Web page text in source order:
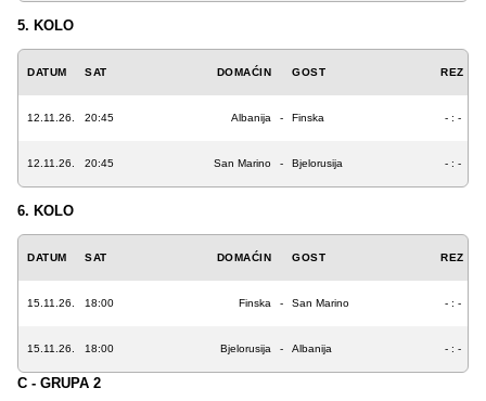
5. KOLO
DATUM SAT DOMAĆIN GOST REZ
12.11.26. 20:45 Albanija - Finska - : -
12.11.26. 20:45 San Marino - Bjelorusija - : -
6. KOLO
DATUM SAT DOMAĆIN GOST REZ
15.11.26. 18:00 Finska - San Marino - : -
15.11.26. 18:00 Bjelorusija - Albanija - : -
C - GRUPA 2